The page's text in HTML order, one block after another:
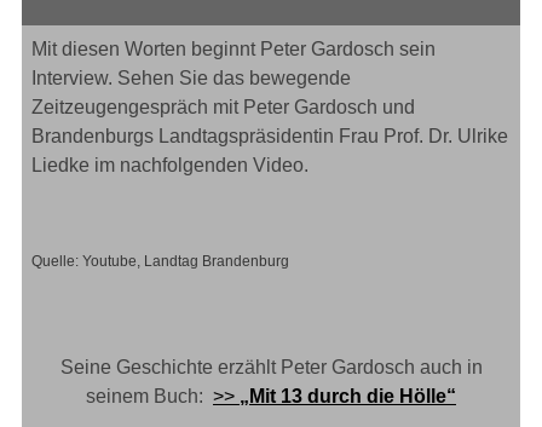
Mit diesen Worten beginnt Peter Gardosch sein
Interview. Sehen Sie das bewegende
Zeitzeugengespräch mit Peter Gardosch und
Brandenburgs Landtagspräsidentin Frau Prof. Dr. Ulrike
Liedke im nachfolgenden Video.
Quelle: Youtube, Landtag Brandenburg
Seine Geschichte erzählt Peter Gardosch auch in
seinem Buch: >> „Mit 13 durch die Hölle“